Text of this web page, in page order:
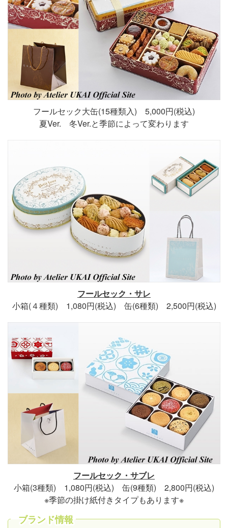
フールセック大缶(15種類入) 5,000円(税込)
夏Ver. 冬Ver.と季節によって変わります
フールセック・サレ
小箱(４種類) 1,080円(税込) 缶(6種類) 2,500円(税込)
フールセック・サブレ
小箱(3種類) 1,080円(税込) 缶(9種類) 2,800円(税込)
※季節の掛け紙付きタイプもあります※
ブランド情報